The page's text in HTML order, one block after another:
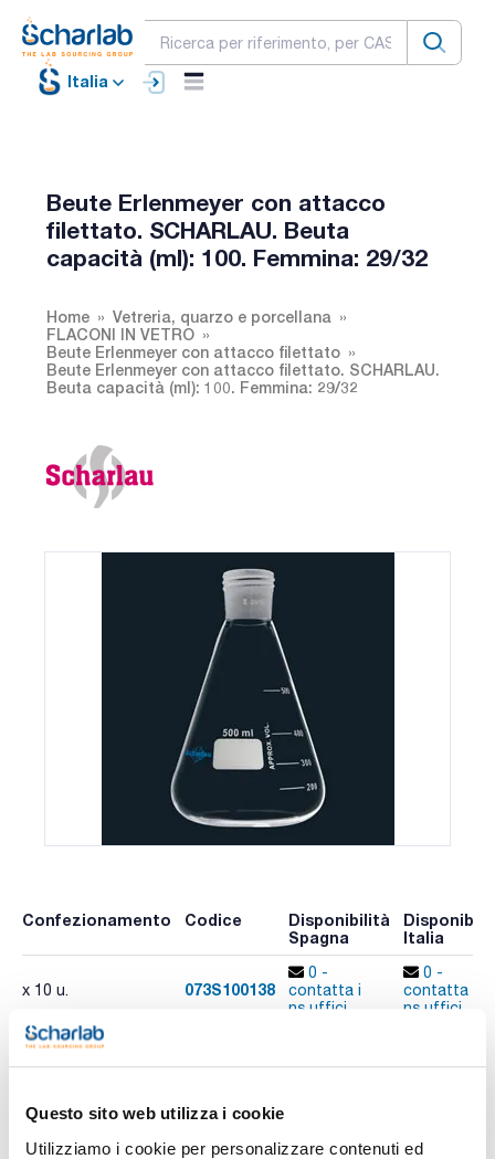
Questo sito web utilizza i cookie
Utilizziamo i cookie per personalizzare contenuti ed
Italia
Beute Erlenmeyer con attacco
filettato. SCHARLAU. Beuta
capacità (ml): 100. Femmina: 29/32
Home
Vetreria, quarzo e porcellana
FLACONI IN VETRO
Beute Erlenmeyer con attacco filettato
Beute Erlenmeyer con attacco filettato. SCHARLAU.
Beuta capacità (ml): 100. Femmina: 29/32
Confezionamento Codice
Disponibilità
Spagna
Italia
x 10 u. 073S100138
0 -
contatta i
ns.uffici
0 -
contatta i
ns.uffici
Stampa pagina prodotto
Caratteristiche
Capacità (ml) : 100